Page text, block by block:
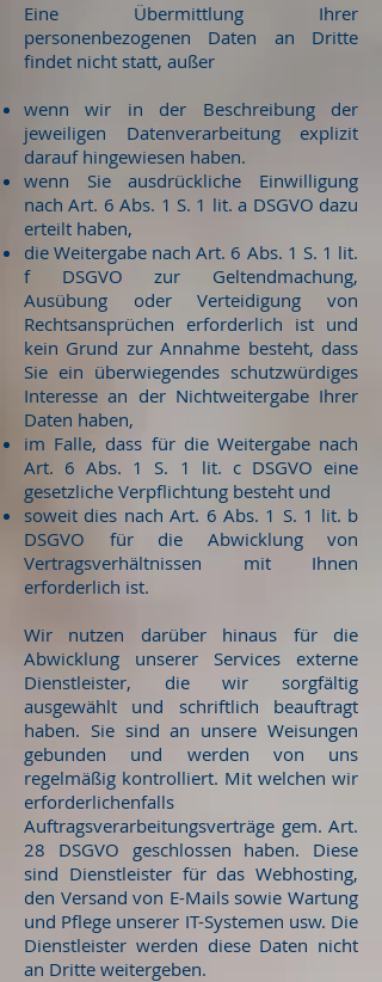
Eine Übermittlung Ihrer
personenbezogenen Daten an Dritte
findet nicht statt, außer
wenn wir in der Beschreibung der
jeweiligen Datenverarbeitung explizit
darauf hingewiesen haben.
wenn Sie ausdrückliche Einwilligung
nach Art. 6 Abs. 1 S. 1 lit. a DSGVO dazu
erteilt haben,
die Weitergabe nach Art. 6 Abs. 1 S. 1 lit.
f DSGVO zur Geltendmachung,
Ausübung oder Verteidigung von
Rechtsansprüchen erforderlich ist und
kein Grund zur Annahme besteht, dass
Sie ein überwiegendes schutzwürdiges
Interesse an der Nichtweitergabe Ihrer
Daten haben,
im Falle, dass für die Weitergabe nach
Art. 6 Abs. 1 S. 1 lit. c DSGVO eine
gesetzliche Verpflichtung besteht und
soweit dies nach Art. 6 Abs. 1 S. 1 lit. b
DSGVO für die Abwicklung von
Vertragsverhältnissen mit Ihnen
erforderlich ist.
Wir nutzen darüber hinaus für die
Abwicklung unserer Services externe
Dienstleister, die wir sorgfältig
ausgewählt und schriftlich beauftragt
haben. Sie sind an unsere Weisungen
gebunden und werden von uns
regelmäßig kontrolliert. Mit welchen wir
erforderlichenfalls
Auftragsverarbeitungsverträge gem. Art.
28 DSGVO geschlossen haben. Diese
sind Dienstleister für das Webhosting,
den Versand von E-Mails sowie Wartung
und Pflege unserer IT-Systemen usw. Die
Dienstleister werden diese Daten nicht
an Dritte weitergeben.